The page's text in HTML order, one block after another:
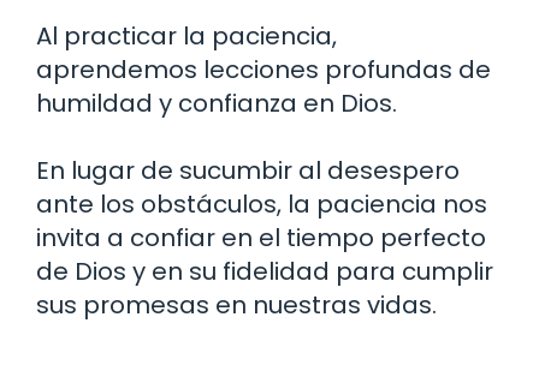
Al practicar la paciencia,
aprendemos lecciones profundas de
humildad y confianza en Dios.
En lugar de sucumbir al desespero
ante los obstáculos, la paciencia nos
invita a confiar en el tiempo perfecto
de Dios y en su fidelidad para cumplir
sus promesas en nuestras vidas.